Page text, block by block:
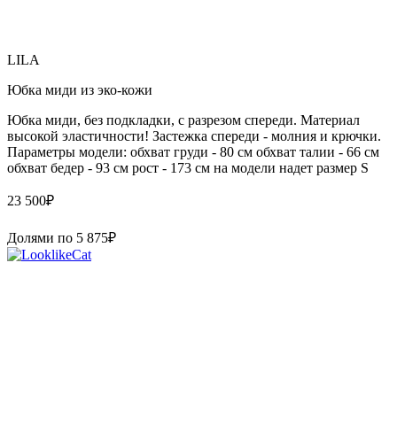
LILA
Юбка миди из эко-кожи
Юбка миди, без подкладки, с разрезом спереди. Материал
высокой эластичности! Застежка спереди - молния и крючки.
Параметры модели: обхват груди - 80 см обхват талии - 66 см
обхват бедер - 93 см рост - 173 см на модели надет размер S
23 500₽
Долями по 5 875₽